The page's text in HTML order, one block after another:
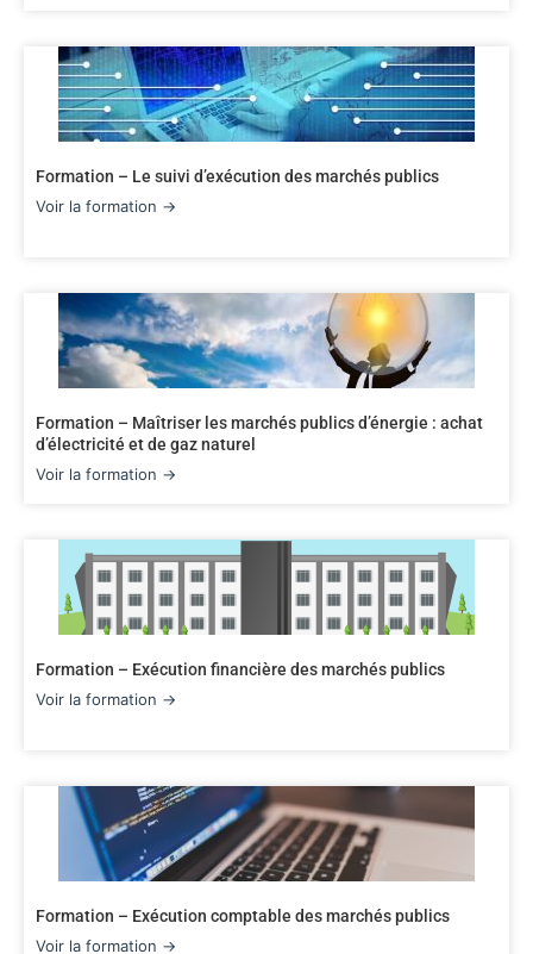
Formation – Le suivi d’exécution des marchés publics
Voir la formation →
Formation – Maîtriser les marchés publics d’énergie : achat
d’électricité et de gaz naturel
Voir la formation →
Formation – Exécution financière des marchés publics
Voir la formation →
Formation – Exécution comptable des marchés publics
Voir la formation →